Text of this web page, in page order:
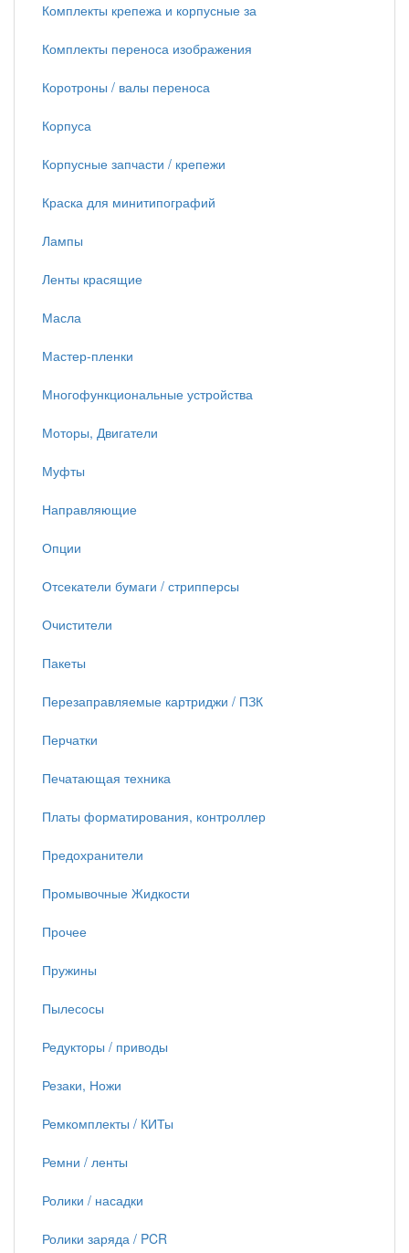
Комплекты крепежа и корпусные за
Комплекты переноса изображения
Коротроны / валы переноса
Корпуса
Корпусные запчасти / крепежи
Краска для минитипографий
Лампы
Ленты красящие
Масла
Мастер-пленки
Многофункциональные устройства
Моторы, Двигатели
Муфты
Направляющие
Опции
Отсекатели бумаги / стрипперсы
Очистители
Пакеты
Перезаправляемые картриджи / ПЗК
Перчатки
Печатающая техника
Платы форматирования, контроллер
Предохранители
Промывочные Жидкости
Прочее
Пружины
Пылесосы
Редукторы / приводы
Резаки, Ножи
Ремкомплекты / КИТы
Ремни / ленты
Ролики / насадки
Ролики заряда / PCR